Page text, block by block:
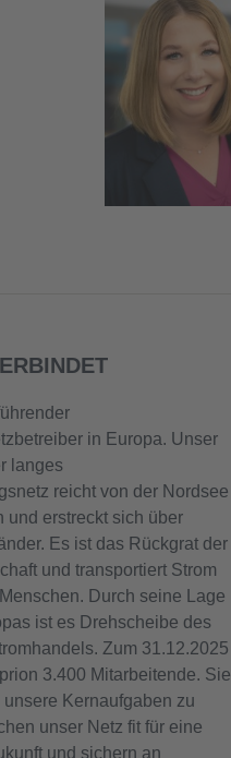
in Europa. Unser
langes
reicht von der Nordsee
und erstreckt sich über
Es ist das Rückgrat der
und transportiert Strom
Durch seine Lage
ist es Drehscheibe des
Zum 31.12.2025
3.400 Mitarbeitende. Sie
Kernaufgaben zu
unser Netz fit für eine
und sichern an